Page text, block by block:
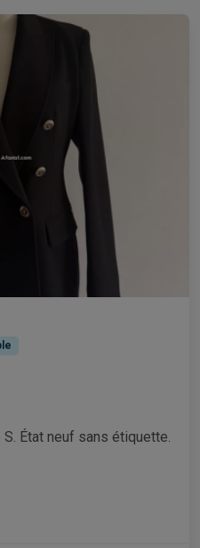
État neuf sans étiquette.